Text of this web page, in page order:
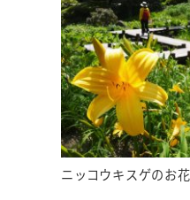
ニッコウキスゲのお